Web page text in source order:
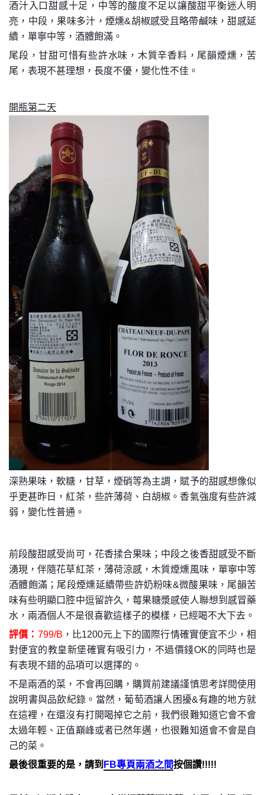
酒汁入口甜感十足，中等的酸度不足以讓酸甜平衡迷人明
亮，中段，果味多汁，煙燻&胡椒感受且略帶鹹味，甜感延
續，單寧中等，酒體飽滿。
尾段，甘甜可惜有些許水味，木質辛香料，尾韻煙燻，苦
尾，表現不甚理想，長度不優，變化性不佳。
開瓶第二天
深熟果味，軟糖，甘草，煙硝等為主調，賦予的甜感想像似
乎更甚昨日，紅茶，些許薄荷、白胡椒。香氣強度有些許減
弱，變化性普通。
前段酸甜感受尚可，花香揉合果味；中段之後香甜感受不斷
湧現，伴隨花草紅茶，薄荷涼感，木質煙燻風味，單寧中等
酒體飽滿；尾段煙燻延續帶些許奶粉味&微酸果味，尾韻苦
味有些明顯口腔中逗留許久，莓果糖漿感使人聯想到感冒藥
水，兩酒個人不是很喜歡這樣子的模樣，已經喝不大下去。
評價： 799/B ，比1200元上下的國際行情確實便宜不少，相
對便宜的教皇新堡確實有吸引力，不過價錢OK的同時也是
有表現不錯的品項可以選擇的。
不是兩酒的菜，不會再回購，購買前建議謹慎思考詳閱使用
說明書與品飲紀錄。當然，葡萄酒讓人困擾&有趣的地方就
在這裡，在還沒有打開喝掉它之前，我們很難知道它會不會
太過年輕、正值巔峰或者已然年邁，也很難知道會不會是自
己的菜。
最後很重要的是，請到 FB專頁兩酒之間按個讚!!!!!